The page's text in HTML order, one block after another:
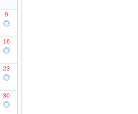
9
◎
16
◎
23
◎
30
◎